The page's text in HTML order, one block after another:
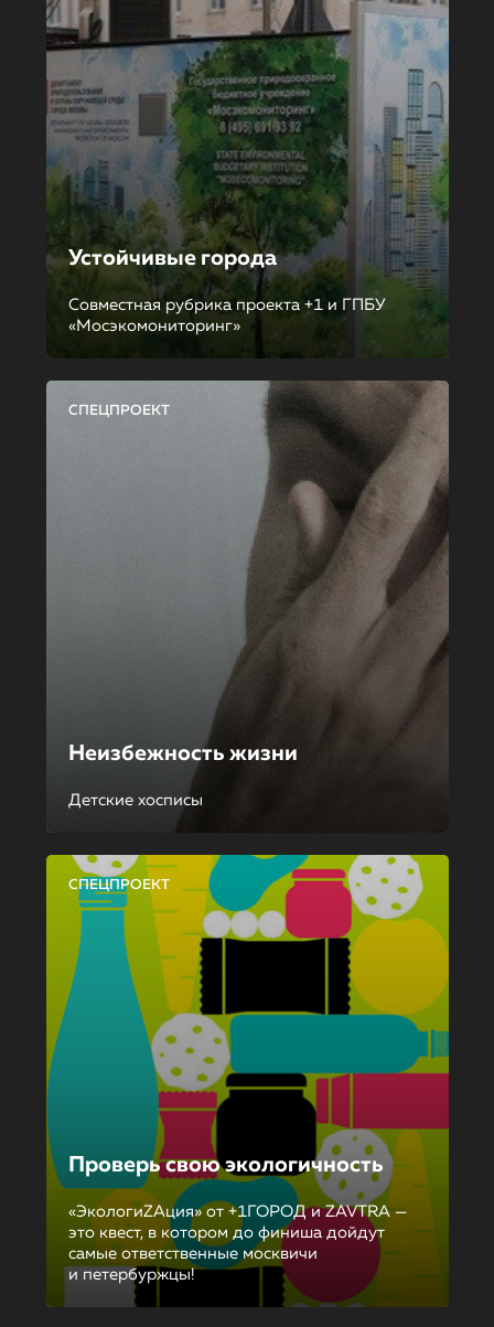
Устойчивые города
Совместная рубрика проекта +1 и ГПБУ
«Мосэкомониторинг»
СПЕЦПРОЕКТ
Неизбежность жизни
Детские хосписы
СПЕЦПРОЕКТ
Проверь свою экологичность
«ЭкологиZAция» от +1ГОРОД и ZAVTRA —
это квест, в котором до финиша дойдут
самые ответственные москвичи
и петербуржцы!